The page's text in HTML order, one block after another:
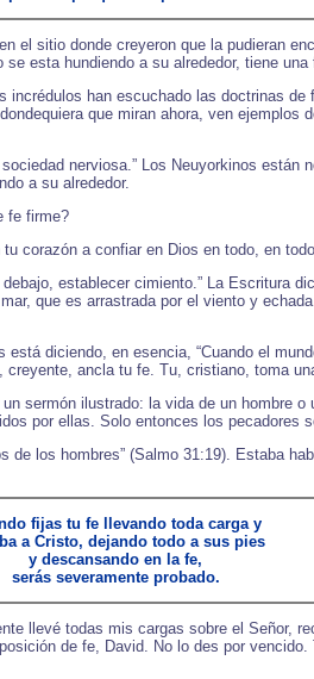
el sitio donde creyeron que la pudieran
esta hundiendo a su alrededor, tiene
han escuchado las doctrinas
que miran ahora, ven ejemplos
nerviosa.” Los Neuyorkinos
a su alrededor.
fe firme?
corazón a confiar en Dios en todo, en
establecer cimiento.” La Escritura
que es arrastrada por el viento y
diciendo, en esencia, “Cuando el
ancla tu fe. Tu, cristiano, toma
sermón ilustrado: la vida de un hombre
por ellas. Solo entonces los pecadores
de los hombres” (Salmo 31:19). Estaba
fijas tu fe llevando toda carga y
a Cristo, dejando todo a sus pies
y descansando en la fe,
serás severamente probado.
llevé todas mis cargas sobre el Señor,
de fe, David. No lo des por